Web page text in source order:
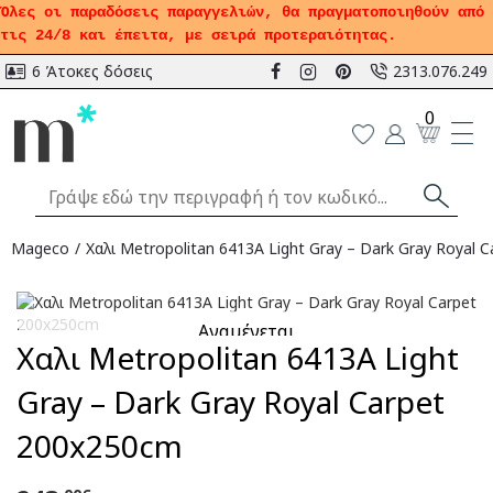
Όλες οι παραδόσεις παραγγελιών, θα πραγματοποιηθούν από
τις 24/8 και έπειτα, με σειρά προτεραιότητας.
6 Άτοκες δόσεις 2313.076.249
0
Mageco Χαλι Metropolitan 6413A Light Gray – Dark Gray Royal
Αναμένεται
Χαλι Metropolitan 6413A Light
Gray – Dark Gray Royal Carpet
200x250cm